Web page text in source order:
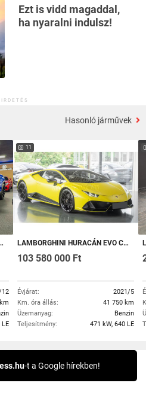
Ezt is vidd magaddal,
ha nyaralni indulsz!
Hasonló járművek
12
LE
11
LAMBORGHINI HURACÁN EVO CAPSULE/KAMERA/ÁFA-S
103 580 000 Ft
Évjárat:
2021/5
Km. óra állás:
41 750 km
Üzemanyag:
Benzin
Teljesítmény:
471 kW, 640 LE
-t a Google hírekben!